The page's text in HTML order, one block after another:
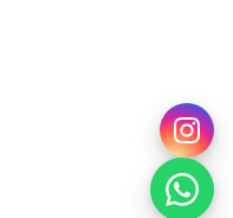
gratuite | 🚚